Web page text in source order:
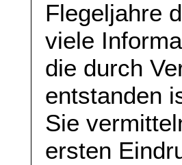
Flegeljahre
viele
die durch
entstanden
Sie
ersten